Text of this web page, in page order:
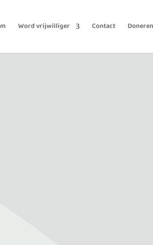
Word vrijwilliger Contact Doneren